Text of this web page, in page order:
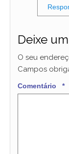
Deixe
O seu
Campos
Comentário*